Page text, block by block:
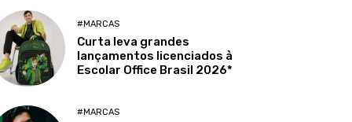
#MARCAS
Curta leva grandes
lançamentos licenciados à
Escolar Office Brasil 2026*
#MARCAS